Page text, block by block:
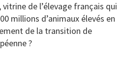
de l’élevage français qui
millions d’animaux élevés en
de la transition de
?